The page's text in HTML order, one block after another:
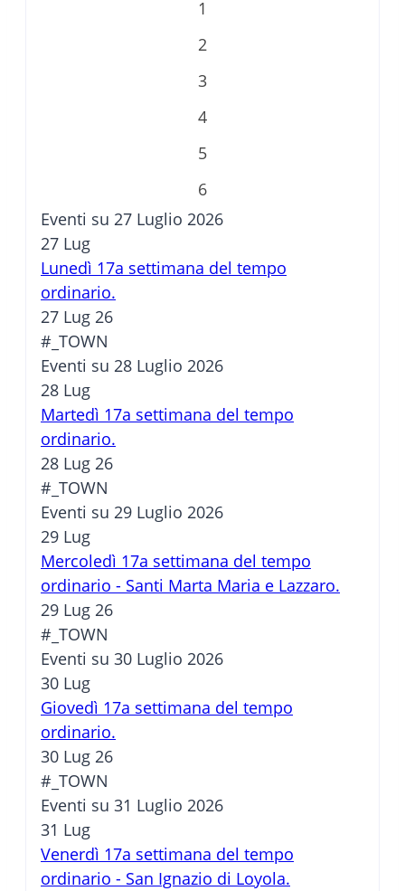
1
2
3
4
5
6
Eventi su 27 Luglio 2026
27 Lug
Lunedì 17a settimana del tempo
ordinario.
27 Lug 26
#_TOWN
Eventi su 28 Luglio 2026
28 Lug
Martedì 17a settimana del tempo
ordinario.
28 Lug 26
#_TOWN
Eventi su 29 Luglio 2026
29 Lug
Mercoledì 17a settimana del tempo
ordinario - Santi Marta Maria e Lazzaro.
29 Lug 26
#_TOWN
Eventi su 30 Luglio 2026
30 Lug
Giovedì 17a settimana del tempo
ordinario.
30 Lug 26
#_TOWN
Eventi su 31 Luglio 2026
31 Lug
Venerdì 17a settimana del tempo
ordinario - San Ignazio di Loyola.